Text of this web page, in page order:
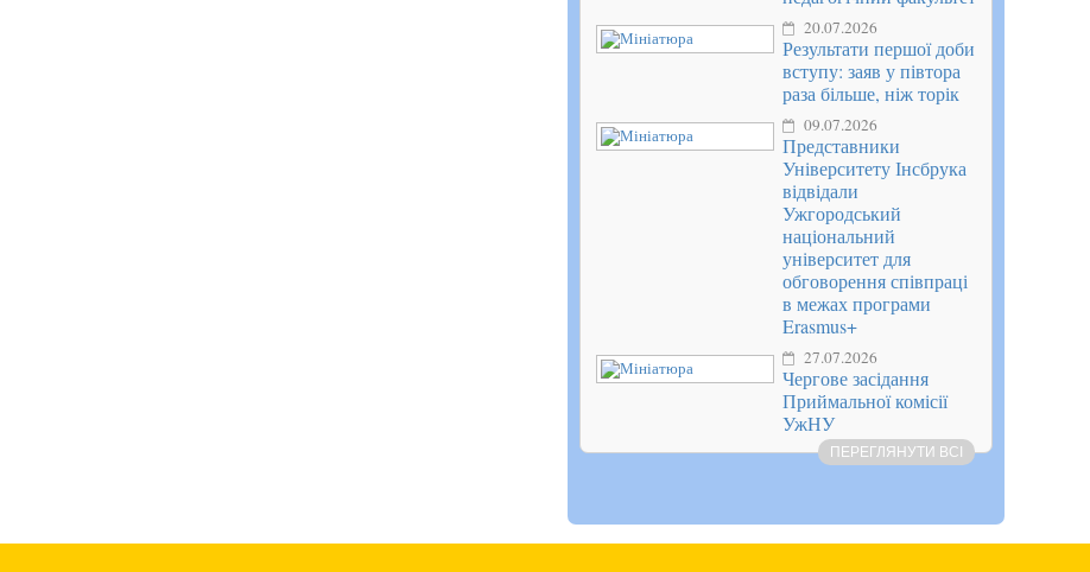
20.07.2026
Результати першої доби
вступу: заяв у півтора
раза більше, ніж торік
09.07.2026
Представники
Університету Інсбрука
відвідали
Ужгородський
національний
університет для
обговорення співпраці
в межах програми
Erasmus+
27.07.2026
Чергове засідання
Приймальної комісії
УжНУ
ПЕРЕГЛЯНУТИ ВСІ